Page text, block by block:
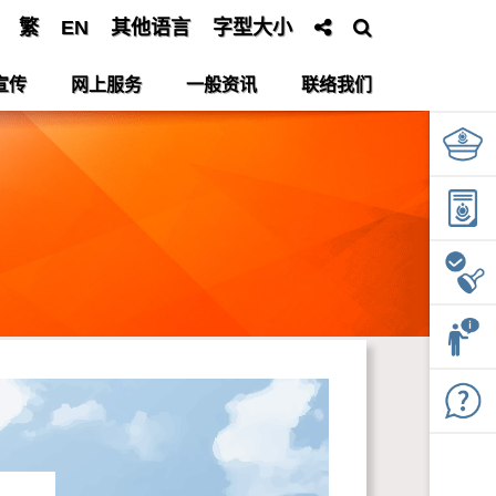
传 网上服务 一般资讯 联络我们
繁 EN 其他语言 字型大小